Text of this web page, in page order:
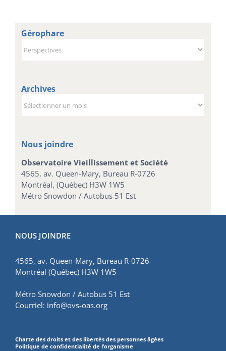
Gérophare
Archives
Nous joindre
Observatoire Vieillissement et Société
4565, av. Queen-Mary, Bureau R-0726
Montréal, (Québec) H3W 1W5
Métro Snowdon / Autobus 51 Est
NOUS JOINDRE
4565, av. Queen-Mary, Bureau R-0726
Montréal (Québec) H3W 1W5
Métro Snowdon / Autobus 51 Est
Courriel: info@ovs-oas.org
Charte des droits et des libertés des personnes âgées
Politique de confidentialité de l’organisme